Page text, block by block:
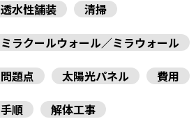
透水性舗装
清掃
ミラクールウォール／ミラウォール
問題点
太陽光パネル
費用
手順
解体工事